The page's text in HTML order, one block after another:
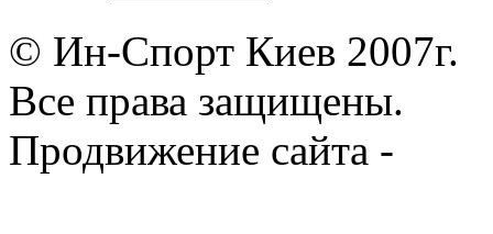
© Ин-Спорт Киев 2007г.
Все права защищены.
Продвижение сайта -